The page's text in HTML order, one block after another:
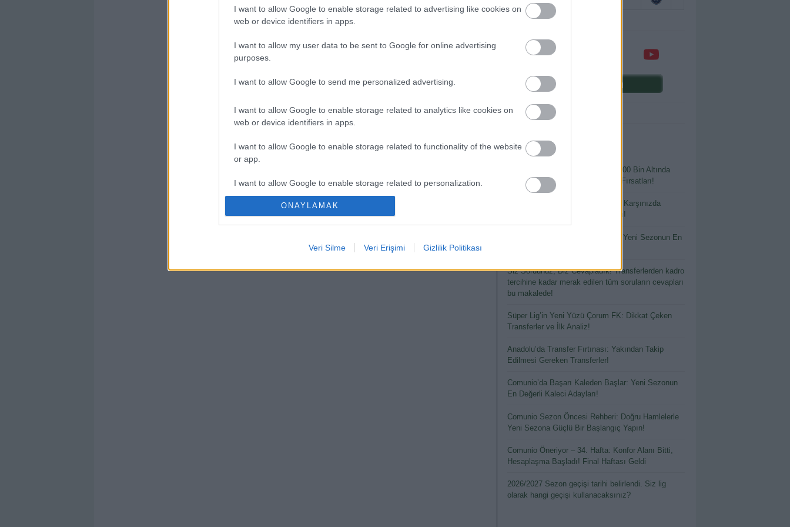
I want to allow Google to enable storage related to advertising like cookies on
web or device identifiers in apps.
I want to allow my user data to be sent to Google for online advertising
purposes.
I want to allow Google to send me personalized advertising.
I want to allow Google to enable storage related to analytics like cookies on
web or device identifiers in apps.
I want to allow Google to enable storage related to functionality of the website
or app.
I want to allow Google to enable storage related to personalization.
I want to allow Google to enable storage related to security, including
authentication functionality and fraud prevention, and other user protection.
ONAYLAMAK
Veri Silme Veri Erişimi Gizlilik Politikası
Comunio oyna
EN YENİ YAZILAR
Düşük Bütçeyle Büyük Kazanç: 400 Bin Altında
Kaçırılmaması Gereken Transfer Fırsatları!
Ya Patlayacak Ya da Parlayacak: Karşınızda
Comunio’nun En Riskli Oyuncuları!
Büyük İsimler, Büyük Beklentiler: Yeni Sezonun En
Siz Sordunuz, Biz Cevapladık! Transferlerden kadro
tercihine kadar merak edilen tüm soruların cevapları
bu makalede!
Süper Lig’in Yeni Yüzü Çorum FK: Dikkat Çeken
Transferler ve İlk Analiz!
Anadolu’da Transfer Fırtınası: Yakından Takip
Edilmesi Gereken Transferler!
Comunio’da Başarı Kaleden Başlar: Yeni Sezonun
En Değerli Kaleci Adayları!
Comunio Sezon Öncesi Rehberi: Doğru Hamlelerle
Yeni Sezona Güçlü Bir Başlangıç Yapın!
Comunio Öneriyor – 34. Hafta: Konfor Alanı Bitti,
Hesaplaşma Başladı! Final Haftası Geldi
2026/2027 Sezon geçişi tarihi belirlendi. Siz lig
olarak hangi geçişi kullanacaksınız?